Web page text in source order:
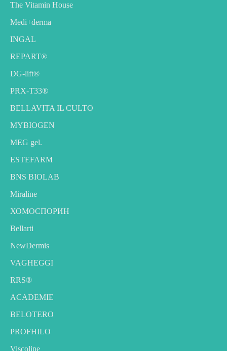
The Vitamin House
Medi+derma
INGAL
REPART®
DG-lift®️
PRX-T33®
BELLAVITA IL CULTO
MYBIOGEN
MEG gel.
ESTEFARM
BNS BIOLAB
Miraline
ХОМОСПОРИН
Bellarti
NewDermis
VAGHEGGI
RRS®
ACADEMIE
BELOTERO
PROFHILO
Viscoline